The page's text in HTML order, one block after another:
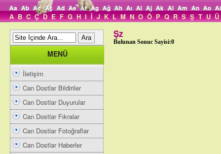
Aa Ab Ac Aç Ad Ae Af Ag Ağ Ah Aı Ai Aj Ak Al Am An Ao
A B C Ç D E F G H I İ J K L M N O Ö P Q R S Ş T U Ü
MENÜ
İletişim
Can Dostlar Bildiriler
Can Dostlar Duyurular
Can Dostlar Fıkralar
Can Dostlar Fotoğraflar
Can Dostlar Haberler
Şz
Bulunan Sonuc Sayisi:0